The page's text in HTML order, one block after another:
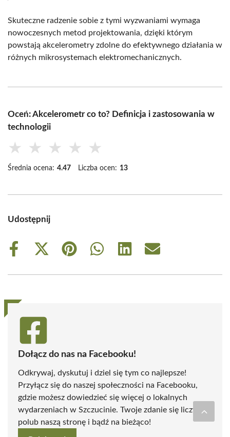
Skuteczne radzenie sobie z tymi wyzwaniami wymaga
nowoczesnych metod projektowania, dzięki którym
powstają akcelerometry zdolne do efektywnego działania w
różnych mikrosystemach elektromechanicznych.
Oceń: Akcelerometr co to? Definicja i zastosowania w
technologii
★ ★ ★ ★ ★
Średnia ocena: 4.47 Liczba ocen: 13
Udostępnij
Share
Share
(Twitter)
Share
Share
Share
Share
Dołącz do nas na Facebooku!
Odkrywaj, dyskutuj i dziel się tym co najlepsze!
Przyłącz się do naszej społeczności na Facebooku,
gdzie możesz dowiedzieć się więcej o lokalnych
wydarzeniach w Szczucinie. Twoje zdanie się liczy -
polub naszą stronę i bądź na bieżąco!